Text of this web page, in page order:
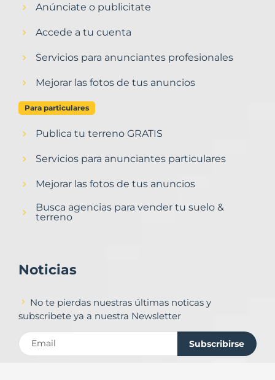
Anúnciate o publicitate
Accede a tu cuenta
Servicios para anunciantes profesionales
Mejorar las fotos de tus anuncios
Para particulares
Publica tu terreno GRATIS
Servicios para anunciantes particulares
Mejorar las fotos de tus anuncios
Busca agencias para vender tu suelo &
terreno
Noticias
No te pierdas nuestras últimas noticas y
subscribete ya a nuestra Newsletter
Subscribirse